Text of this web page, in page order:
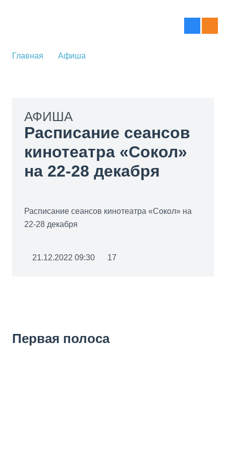
Главная Афиша
АФИША
Расписание сеансов
кинотеатра «Сокол»
на 22-28 декабря
Расписание сеансов кинотеатра «Сокол» на
22-28 декабря
21.12.2022 09:30 17
Первая полоса